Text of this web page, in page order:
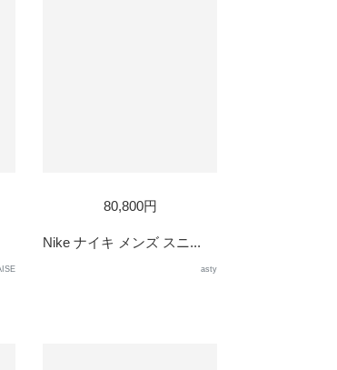
80,800円
Nike ナイキ メンズ スニ...
asty